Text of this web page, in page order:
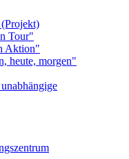
Tour"
Aktion"
heute, morgen"